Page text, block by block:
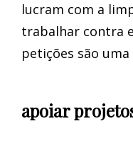
lucram com a
trabalhar contra
petições são
apoiar